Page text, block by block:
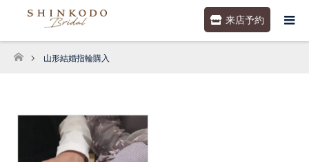
来店予約
ホーム
山形結婚指輪購入